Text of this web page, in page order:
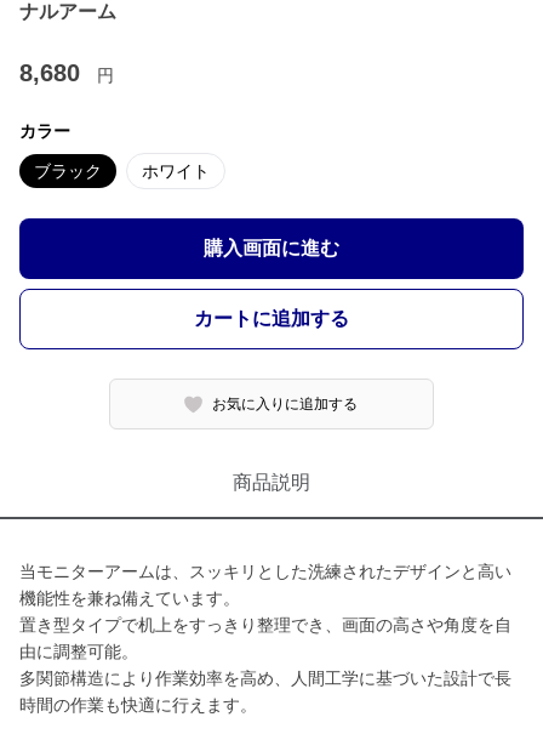
ナルアーム
8,680 円
カラー
ブラック ホワイト
購入画面に進む
カートに追加する
お気に入りに追加する
商品説明
当モニターアームは、スッキリとした洗練されたデザインと高い
機能性を兼ね備えています。
置き型タイプで机上をすっきり整理でき、画面の高さや角度を自
由に調整可能。
多関節構造により作業効率を高め、人間工学に基づいた設計で長
時間の作業も快適に行えます。